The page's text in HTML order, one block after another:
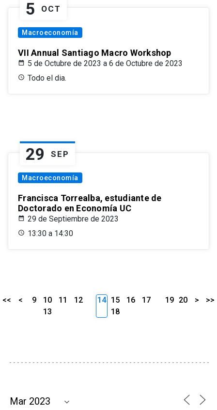
5 OCT
Macroeconomía
VII Annual Santiago Macro Workshop
5 de Octubre de 2023 a 6 de Octubre de 2023
Todo el dia.
29 SEP
Macroeconomía
Francisca Torrealba, estudiante de
Doctorado en Economía UC
29 de Septiembre de 2023
13:30 a 14:30
<< < 9 10 11
12
13
14 15 16
17
18
19 20 > >>